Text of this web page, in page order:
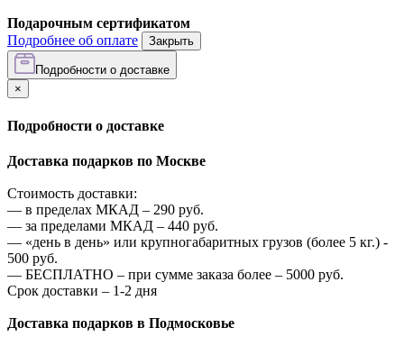
Подарочным сертификатом
Подробнее об оплате
Закрыть
Подробности о доставке
×
Подробности о доставке
Доставка подарков по Москве
Стоимость доставки:
— в пределах МКАД – 290 руб.
— за пределами МКАД – 440 руб.
— «день в день» или крупногабаритных грузов (более 5 кг.) -
500 руб.
— БЕСПЛАТНО – при сумме заказа более – 5000 руб.
Срок доставки – 1-2 дня
Доставка подарков в Подмосковье